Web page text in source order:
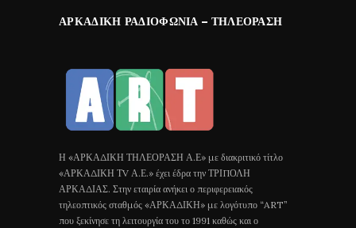
ΑΡΚΑΔΙΚΉ ΡΑΔΙΟΦΩΝΊΑ – ΤΗΛΕΌΡΑΣΗ
Η «ΑΡΚΑΔΙΚΗ ΤΗΛΕΟΡΑΣΗ Α.Ε» με διακριτικό τίτλο
«ΑΡΚΑΔΙΚΗ ΤV Α.Ε.» έχει έδρα την ΤΡΙΠΟΛΗ
ΑΡΚΑΔΙΑΣ. Στην εταιρία ανήκει ο περιφερειακός
τηλεοπτικός σταθμός «ΑΡΚΑΔΙΚΗ» με λογότυπο “ART”
που ξεκίνησε τη λειτουργία του το 1991 καθώς και ο